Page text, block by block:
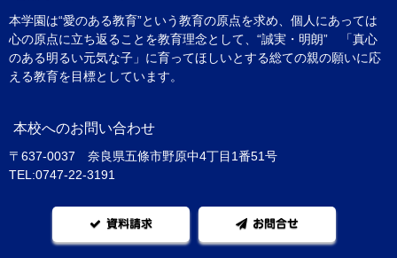
本学園は“愛のある教育”という教育の原点を求め、個人にあっては
心の原点に立ち返ることを教育理念として、“誠実・明朗” 「真心
のある明るい元気な子」に育ってほしいとする総ての親の願いに応
える教育を目標としています。
本校へのお問い合わせ
〒637-0037 奈良県五條市野原中4丁目1番51号
TEL:0747-22-3191
資料請求 お問合せ